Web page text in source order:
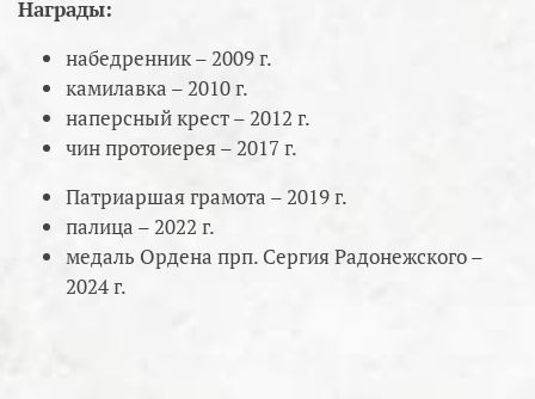
Награды:
набедренник – 2009 г.
камилавка – 2010 г.
наперсный крест – 2012 г.
чин протоиерея – 2017 г.
Патриаршая грамота – 2019 г.
палица – 2022 г.
медаль Ордена прп. Сергия Радонежского –
2024 г.